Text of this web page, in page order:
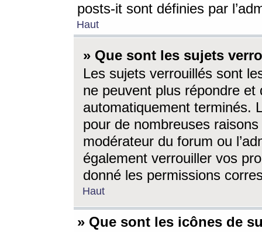
posts-it sont définies par
Haut
» Que sont les sujets
Les sujets verrouillés sont
ne peuvent plus répondre
automatiquement terminés.
pour de nombreuses
modérateur du forum ou
également verrouiller vos
donné les permissions
Haut
» Que sont les icônes de